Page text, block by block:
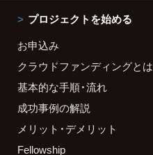
プロジェクトを始める
お申込み
クラウドファンディングとは
基本的な手順・流れ
成功事例の解説
メリット・デメリット
Fellowship